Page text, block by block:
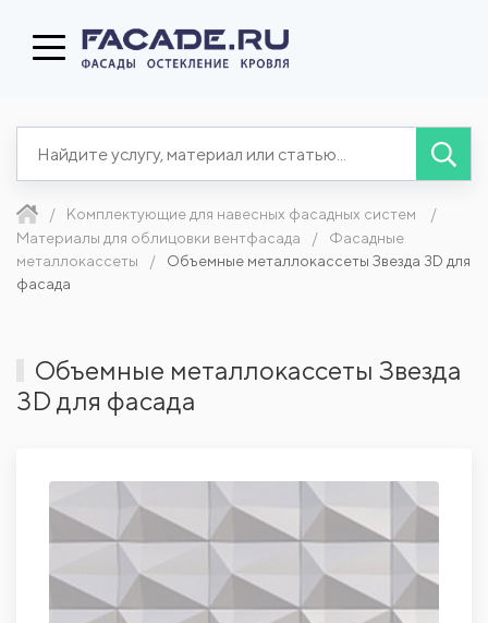
Комплектующие для навесных фасадных систем
Материалы для облицовки вентфасада
Фасадные
металлокассеты
Объемные металлокассеты Звезда 3D для
фасада
Объемные металлокассеты Звезда
3D для фасада